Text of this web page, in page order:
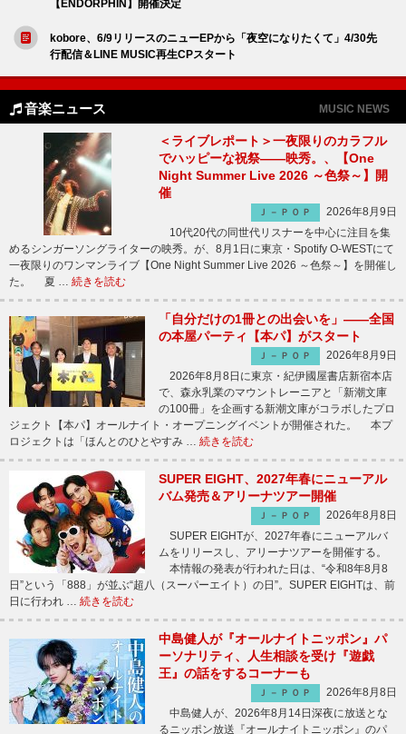
【ENDORPHIN】開催決定
kobore、6/9リリースのニューEPから「夜空になりたくて」4/30先
行配信＆LINE MUSIC再生CPスタート
音楽ニュース MUSIC NEWS
＜ライブレポート＞一夜限りのカラフル
でハッピーな祝祭――映秀。、【One
Night Summer Live 2026 ～色祭～】開
催
Ｊ－ＰＯＰ
2026年8月9日
10代20代の同世代リスナーを中心に注目を集
めるシンガーソングライターの映秀。が、8月1日に東京・Spotify O-WESTにて
一夜限りのワンマンライブ【One Night Summer Live 2026 ～色祭～】を開催し
た。 夏 … 続きを読む
「自分だけの1冊との出会いを」――全国
の本屋パーティ【本パ】がスタート
Ｊ－ＰＯＰ
2026年8月9日
2026年8月8日に東京・紀伊國屋書店新宿本店
で、森永乳業のマウントレーニアと「新潮文庫
の100冊」を企画する新潮文庫がコラボしたプロ
ジェクト【本パ】オールナイト・オープニングイベントが開催された。 本プ
ロジェクトは「ほんとのひとやすみ … 続きを読む
SUPER EIGHT、2027年春にニューアル
バム発売＆アリーナツアー開催
Ｊ－ＰＯＰ
2026年8月8日
SUPER EIGHTが、2027年春にニューアルバ
ムをリリースし、アリーナツアーを開催する。
本情報の発表が行われた日は、“令和8年8月8
日”という「888」が並ぶ“超八（スーパーエイト）の日”。SUPER EIGHTは、前
日に行われ … 続きを読む
中島健人が『オールナイトニッポン』パ
ーソナリティ、人生相談を受け『遊戯
王』の話をするコーナーも
Ｊ－ＰＯＰ
2026年8月8日
中島健人が、2026年8月14日深夜に放送とな
るニッポン放送『オールナイトニッポン』のパ